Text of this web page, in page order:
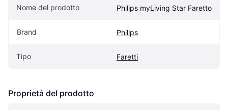
Nome del prodotto Philips myLiving Star Faretto
Brand Philips
Tipo Faretti
Proprietà del prodotto